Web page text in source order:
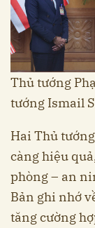
Thủ tướng
tướng Ismail
Hai Thủ
càng hiệu
phòng – an
Bản ghi nhớ
tăng cường